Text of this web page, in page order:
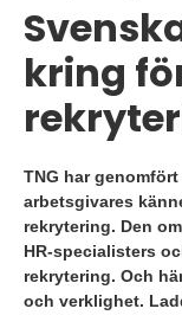
kring
TNG har
arbetsgivares
rekrytering. Den
HR-specialisters
rekrytering. Och
och verklighet.